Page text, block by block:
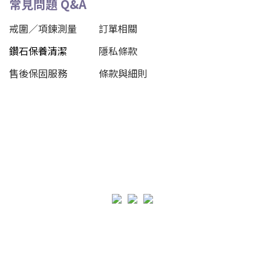
常見問題 Q&A
戒圍／項鍊測量
訂單相關
鑽石保養清潔
隱私條款
售後保固服務
條款與細則